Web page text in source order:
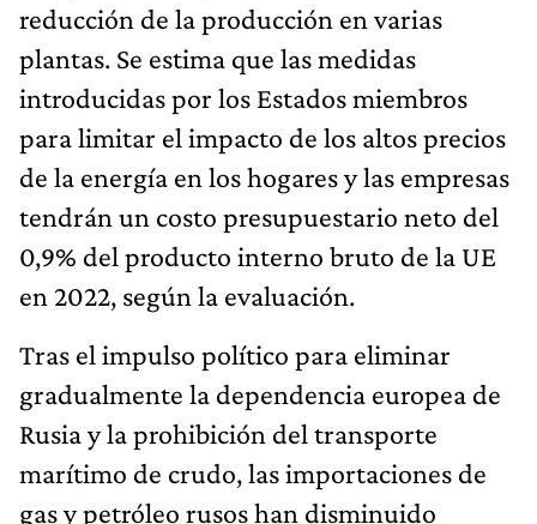
reducción de la producción en varias
plantas. Se estima que las medidas
introducidas por los Estados miembros
para limitar el impacto de los altos precios
de la energía en los hogares y las empresas
tendrán un costo presupuestario neto del
0,9% del producto interno bruto de la UE
en 2022, según la evaluación.
Tras el impulso político para eliminar
gradualmente la dependencia europea de
Rusia y la prohibición del transporte
marítimo de crudo, las importaciones de
gas y petróleo rusos han disminuido